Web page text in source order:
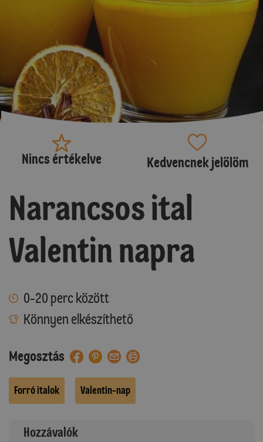
Nincs értékelve Kedvencnek jelölöm
Narancsos ital
Valentin napra
0-20 perc között
Könnyen elkészíthető
Megosztás
Forró italok Valentin-nap
Hozzávalók